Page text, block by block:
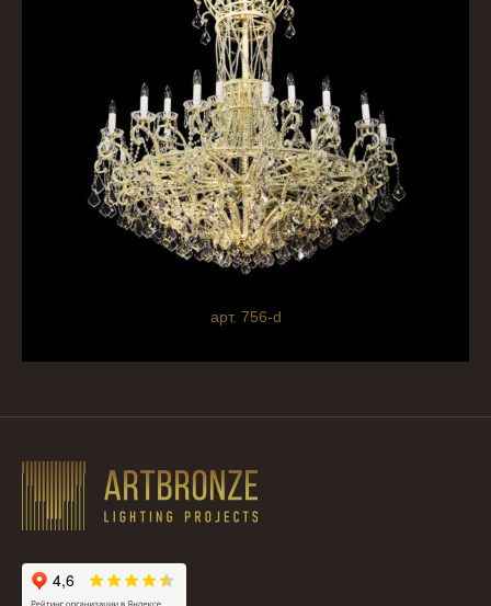
арт. 756-d